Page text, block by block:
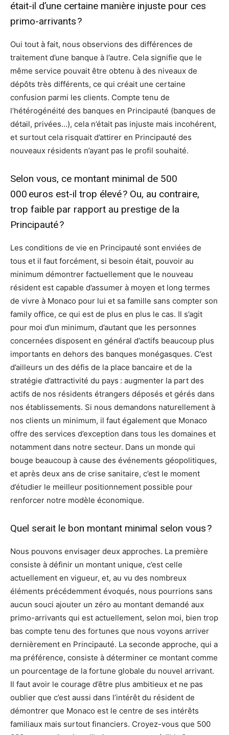
était-il d’une certaine manière injuste pour ces
primo-arrivants ?
Oui tout à fait, nous observions des différences de
traitement d’une banque à l’autre. Cela signifie que le
même service pouvait être obtenu à des niveaux de
dépôts très différents, ce qui créait une certaine
confusion parmi les clients. Compte tenu de
l’hétérogénéité des banques en Principauté (banques de
détail, privées…), cela n’était pas injuste mais incohérent,
et surtout cela risquait d’attirer en Principauté des
nouveaux résidents n’ayant pas le profil souhaité.
Selon vous, ce montant minimal de 500
000 euros est-il trop élevé ? Ou, au contraire,
trop faible par rapport au prestige de la
Principauté ?
Les conditions de vie en Principauté sont enviées de
tous et il faut forcément, si besoin était, pouvoir au
minimum démontrer factuellement que le nouveau
résident est capable d’assumer à moyen et long termes
de vivre à Monaco pour lui et sa famille sans compter son
family office, ce qui est de plus en plus le cas. Il s’agit
pour moi d’un minimum, d’autant que les personnes
concernées disposent en général d’actifs beaucoup plus
importants en dehors des banques monégasques. C’est
d’ailleurs un des défis de la place bancaire et de la
stratégie d’attractivité du pays : augmenter la part des
actifs de nos résidents étrangers déposés et gérés dans
nos établissements. Si nous demandons naturellement à
nos clients un minimum, il faut également que Monaco
offre des services d’exception dans tous les domaines et
notamment dans notre secteur. Dans un monde qui
bouge beaucoup à cause des événements géopolitiques,
et après deux ans de crise sanitaire, c’est le moment
d’étudier le meilleur positionnement possible pour
renforcer notre modèle économique.
Quel serait le bon montant minimal selon vous ?
Nous pouvons envisager deux approches. La première
consiste à définir un montant unique, c’est celle
actuellement en vigueur, et, au vu des nombreux
éléments précédemment évoqués, nous pourrions sans
aucun souci ajouter un zéro au montant demandé aux
primo-arrivants qui est actuellement, selon moi, bien trop
bas compte tenu des fortunes que nous voyons arriver
dernièrement en Principauté. La seconde approche, qui a
ma préférence, consiste à déterminer ce montant comme
un pourcentage de la fortune globale du nouvel arrivant.
Il faut avoir le courage d’être plus ambitieux et ne pas
oublier que c’est aussi dans l’intérêt du résident de
démontrer que Monaco est le centre de ses intérêts
familiaux mais surtout financiers. Croyez-vous que 500